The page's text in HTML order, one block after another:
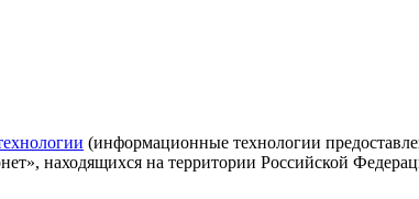
(информационные технологии
находящихся на территории Российской